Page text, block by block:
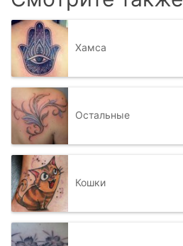
Хамса
Остальные
Кошки